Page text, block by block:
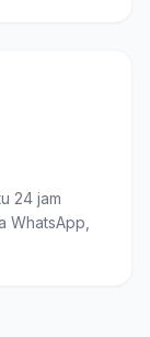
24 jam
WhatsApp,